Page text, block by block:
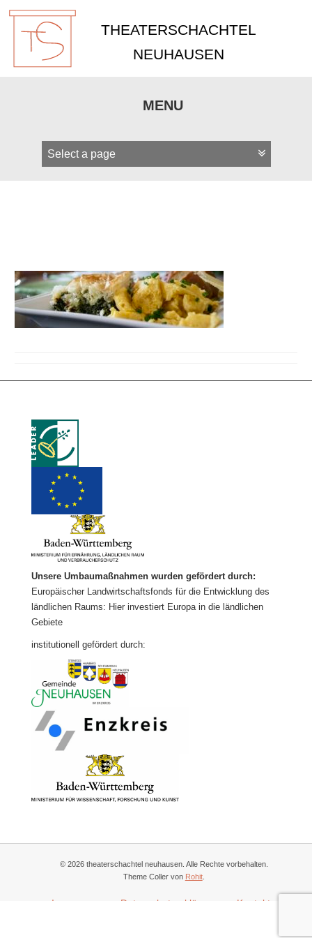
THEATERSCHACHTEL
NEUHAUSEN
MENU
Inhalt
Unsere Umbaumaßnahmen wurden gefördert durch:
Europäischer Landwirtschaftsfonds für die Entwicklung des
ländlichen Raums: Hier investiert Europa in die ländlichen
Gebiete
institutionell gefördert durch:
© 2026 theaterschachtel neuhausen. Alle Rechte vorbehalten.
Theme Coller von Rohit.
Impressum Datenschutzerklärung Kontakt